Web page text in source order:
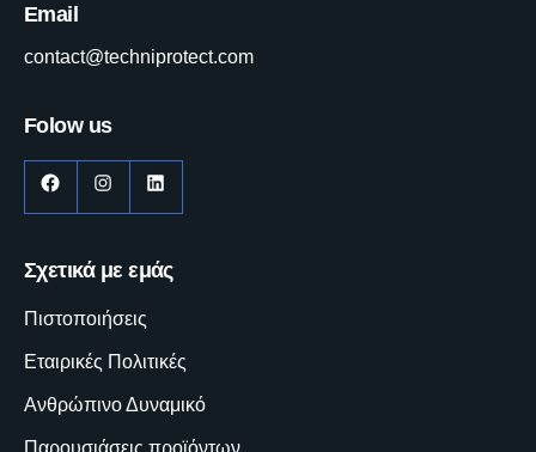
Email
contact@techniprotect.com
Folow us
FacebookInstagramLinkedIn
Σχετικά με εμάς
Πιστοποιήσεις
Εταιρικές Πολιτικές
Ανθρώπινο Δυναμικό
Παρουσιάσεις προϊόντων